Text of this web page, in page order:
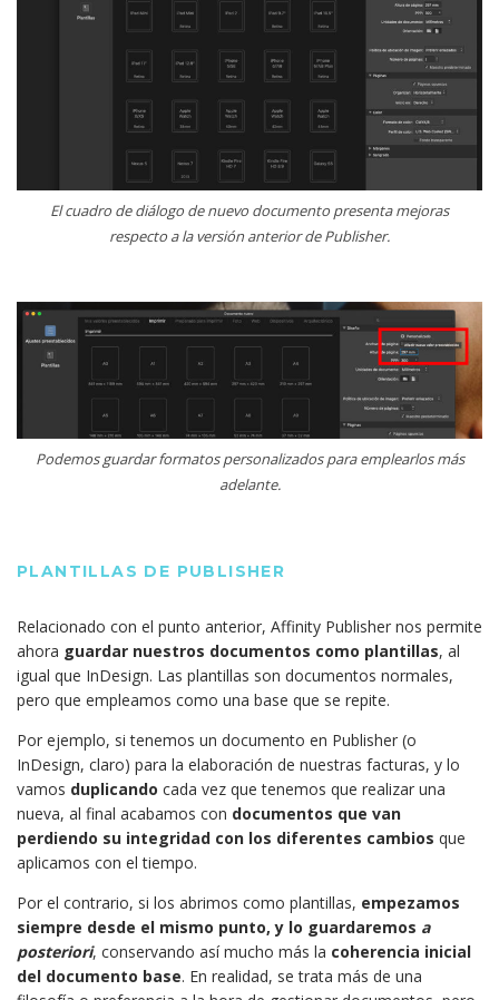
El cuadro de diálogo de nuevo documento presenta mejoras
respecto a la versión anterior de Publisher.
Podemos guardar formatos personalizados para emplearlos más
adelante.
PLANTILLAS DE PUBLISHER
Relacionado con el punto anterior, Affinity Publisher nos permite
ahora guardar nuestros documentos como plantillas, al
igual que InDesign. Las plantillas son documentos normales,
pero que empleamos como una base que se repite.
Por ejemplo, si tenemos un documento en Publisher (o
InDesign, claro) para la elaboración de nuestras facturas, y lo
vamos duplicando cada vez que tenemos que realizar una
nueva, al final acabamos con documentos que van
perdiendo su integridad con los diferentes cambios que
aplicamos con el tiempo.
Por el contrario, si los abrimos como plantillas, empezamos
siempre desde el mismo punto, y lo guardaremos a
posteriori, conservando así mucho más la coherencia inicial
del documento base. En realidad, se trata más de una